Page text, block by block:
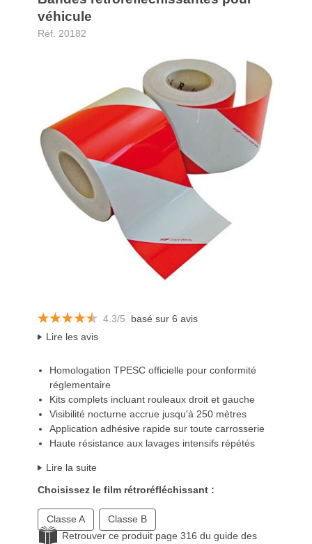
véhicule
Réf. 20182
4.3/5 basé sur 6 avis
Lire les avis
Homologation TPESC officielle pour conformité
réglementaire
Kits complets incluant rouleaux droit et gauche
Visibilité nocturne accrue jusqu'à 250 mètres
Application adhésive rapide sur toute carrosserie
Haute résistance aux lavages intensifs répétés
Lire la suite
Choisissez le film rétroréfléchissant :
Classe A
Classe B
Retrouver ce produit page 316 du guide des